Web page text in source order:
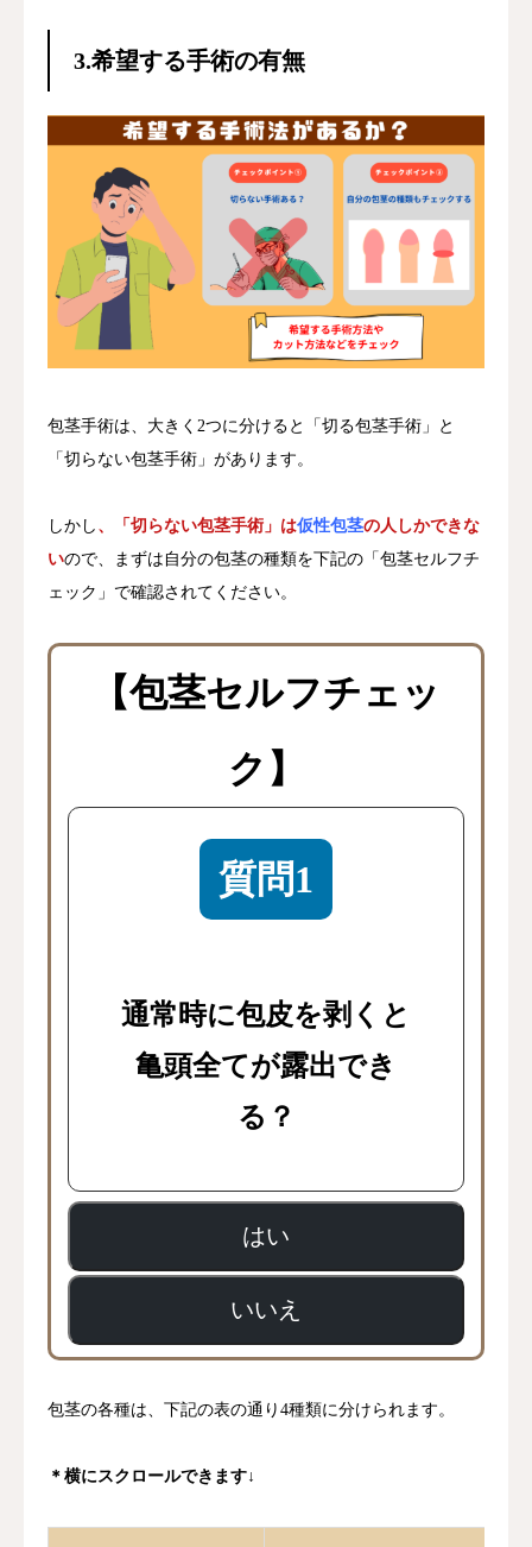
3.希望する手術の有無
包茎手術は、大きく2つに分けると「切る包茎手術」と
「切らない包茎手術」があります。
しかし 、「切らない包茎手術」は仮性包茎の人しかできな
いので、まずは自分の包茎の種類を下記の「包茎セルフチ
ェック」で確認されてください。
【包茎セルフチェッ
ク】
質問1
通常時に包皮を剥くと
亀頭全てが露出でき
る？
はい
いいえ
包茎の各種は、下記の表の通り4種類に分けられます。
＊横にスクロールできます↓